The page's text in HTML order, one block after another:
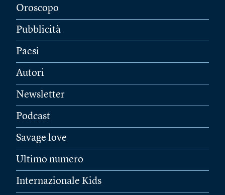
Oroscopo
Pubblicità
Paesi
Autori
Newsletter
Podcast
Savage love
Ultimo numero
Internazionale Kids